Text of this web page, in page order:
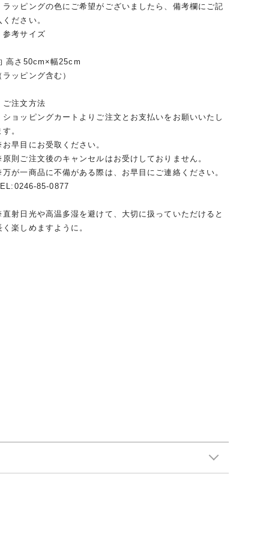
ラッピングの色にご希望がございましたら、備考欄にご記
ください。
参考サイズ
高さ50cm×幅25cm
ラッピング含む）
ご注文方法
ショッピングカートよりご注文とお支払いをお願いいたし
す。
早目にお受取ください。
則ご注文後のキャンセルはお受けしておりません。
が一商品に不備がある際は、お早目にご連絡ください。
85-0877
射日光や高温多湿を避けて、大切に扱っていただけると
く楽しめますように。